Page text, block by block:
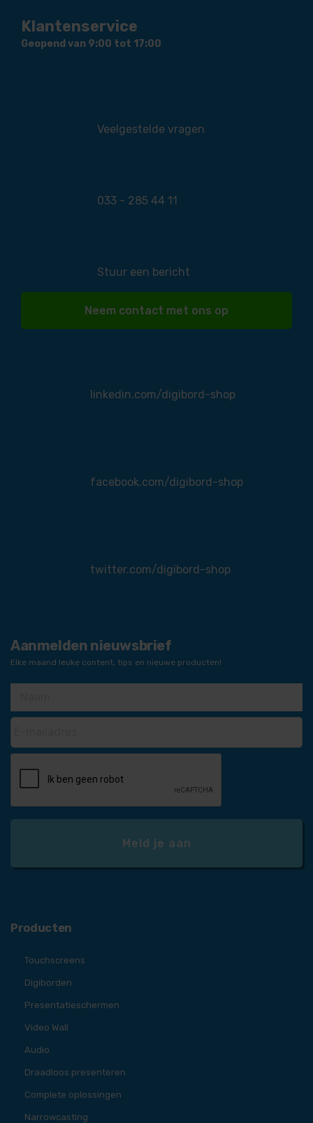
Klantenservice
Geopend van 9:00 tot 17:00
Veelgestelde vragen
033 - 285 44 11
Stuur een bericht
Neem contact met ons op
linkedin.com/digibord-shop
facebook.com/digibord-shop
twitter.com/digibord-shop
Aanmelden nieuwsbrief
Elke maand leuke content, tips en nieuwe producten!
Producten
Touchscreens
Digiborden
Presentatieschermen
Video Wall
Audio
Draadloos presenteren
Complete oplossingen
Narrowcasting